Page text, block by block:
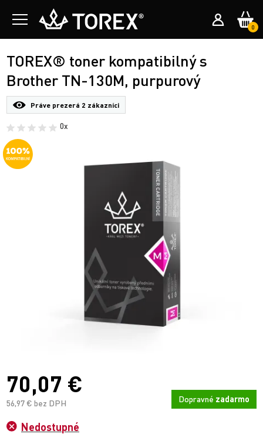
0
TOREX® toner kompatibilný s
Brother TN-130M, purpurový
Práve prezerá 2 zákazníci
0x
70,07 €
56,97 € bez DPH Dopravné zadarmo
Nedostupné